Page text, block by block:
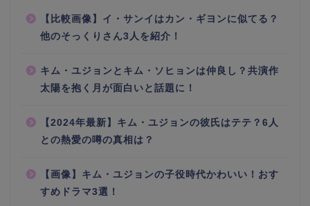
【比較画像】イ・サンイはカン・ギヨンに似てる？
他のそっくりさん3人を紹介！
キム・ユジョンとキム・ソヒョンは仲良し？共演作
太陽を抱く月が面白いと話題に！
【2024年最新】キム・ユジョンの彼氏はテテ？6人
との熱愛の噂の真相は？
【画像】キム・ユジョンの子役時代かわいい！おす
すめドラマ3選！